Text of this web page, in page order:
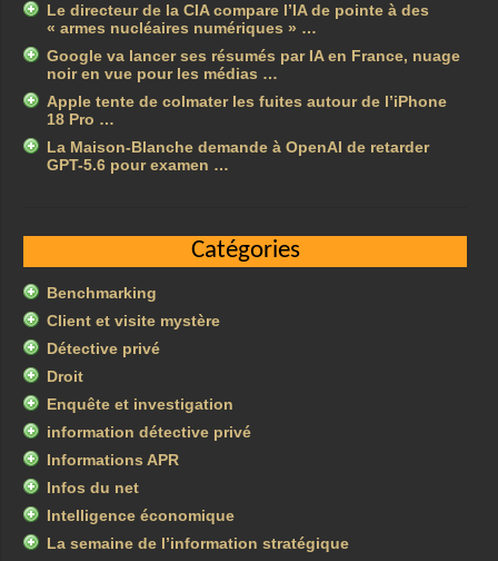
Le directeur de la CIA compare l’IA de pointe à des
« armes nucléaires numériques » …
Google va lancer ses résumés par IA en France, nuage
noir en vue pour les médias …
Apple tente de colmater les fuites autour de l’iPhone
18 Pro …
La Maison-Blanche demande à OpenAI de retarder
GPT-5.6 pour examen …
Catégories
Benchmarking
Client et visite mystère
Détective privé
Droit
Enquête et investigation
information détective privé
Informations APR
Infos du net
Intelligence économique
La semaine de l’information stratégique